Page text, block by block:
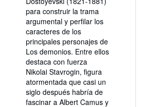
para construir la trama
argumental y perfilar los
caracteres de los
principales personajes de
Los demonios. Entre ellos
destaca con fuerza
Nikolai Stavrogin, figura
atormentada que casi un
siglo después habría de
fascinar a Albert Camus y